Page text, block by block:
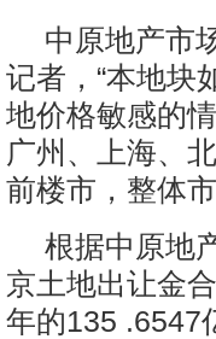
中原地产市
记者，“本地块
地价格敏感的
广州、上海、
前楼市，整体
根据中原地
京土地出让金
年的135 .6547